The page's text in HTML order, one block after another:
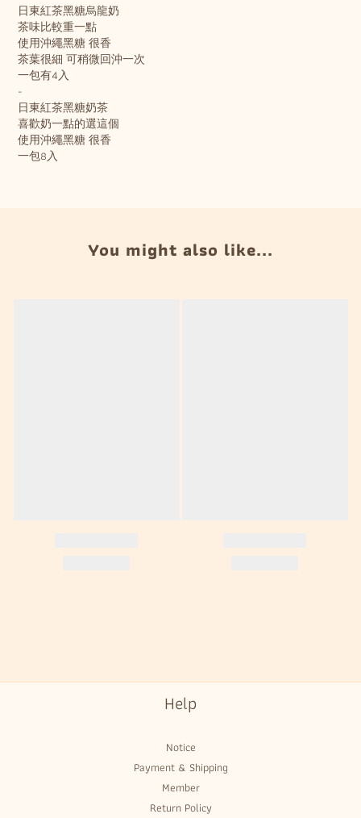
日東紅茶黑糖烏龍奶
茶味比較重一點
使用沖繩黑糖 很香
茶葉很細 可稍微回沖一次
一包有4入
-
日東紅茶黑糖奶茶
喜歡奶一點的選這個
使用沖繩黑糖 很香
一包8入
You might also like...
Help
Notice
Payment & Shipping
Member
Return Policy